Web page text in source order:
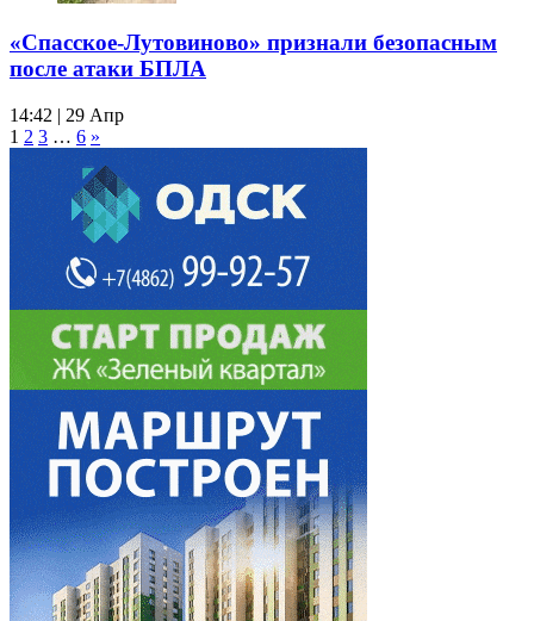
«Спасское-Лутовиново» признали безопасным
после атаки БПЛА
14:42 | 29 Апр
1 2 3 … 6 »